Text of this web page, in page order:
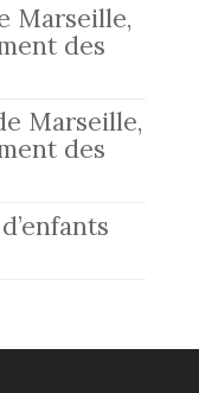
Marseille,
des
Marseille,
des